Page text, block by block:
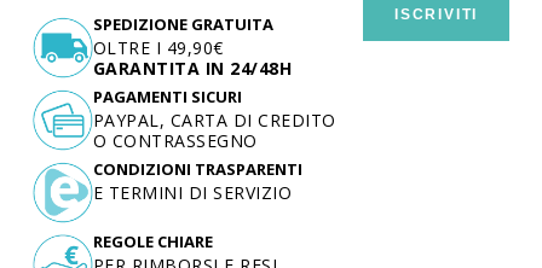
ISCRIVITI
SPEDIZIONE GRATUITA
OLTRE I 49,90€
GARANTITA IN 24/48H
PAGAMENTI SICURI
PAYPAL, CARTA DI CREDITO
O CONTRASSEGNO
CONDIZIONI TRASPARENTI
E TERMINI DI SERVIZIO
REGOLE CHIARE